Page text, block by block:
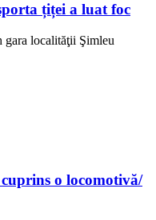
țiței a luat foc
gara localităţii Şimleu
o locomotivă/